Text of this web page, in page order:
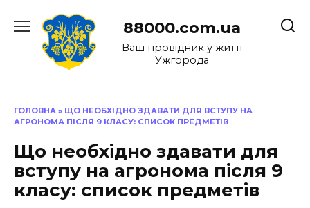
до
88000.com.ua
Ваш провідник у житті
Ужгорода
ГОЛОВНА » ЩО НЕОБХІДНО ЗДАВАТИ ДЛЯ ВСТУПУ НА
АГРОНОМА ПІСЛЯ 9 КЛАСУ: СПИСОК ПРЕДМЕТІВ
Що необхідно здавати для
вступу на агронома після 9
класу: список предметів